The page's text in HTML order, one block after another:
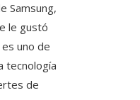
Samsung,
le gustó
uno de
tecnología
de